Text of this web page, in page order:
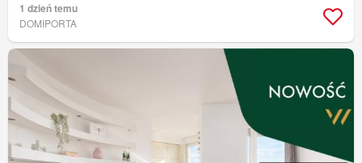
1 dzień temu
DOMIPORTA